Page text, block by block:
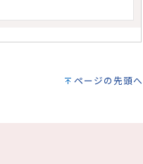
ページの先頭へ